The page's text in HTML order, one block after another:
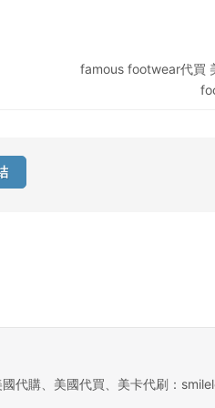
famous footwear代買
國代購、美國代買、美卡代刷：